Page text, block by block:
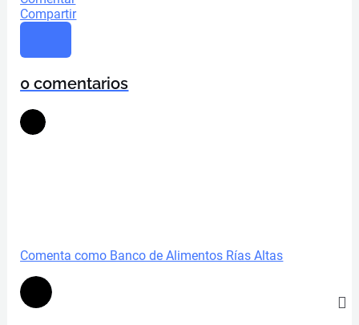
Compartir
0 comentarios
Comenta como Banco de Alimentos Rías Altas